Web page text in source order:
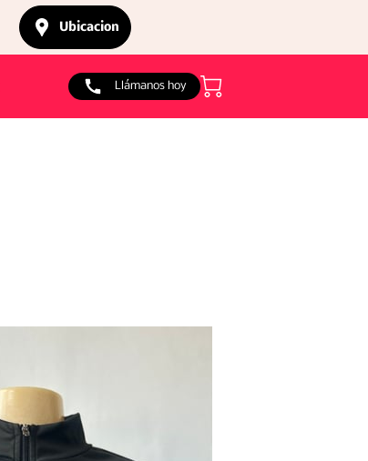
Ubicacion
Llámanos hoy